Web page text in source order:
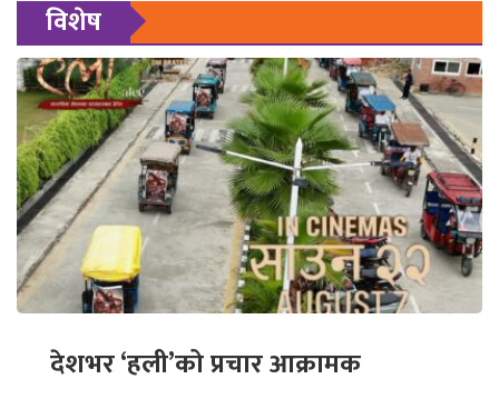
विशेष
देशभर ‘हली’को प्रचार आक्रामक